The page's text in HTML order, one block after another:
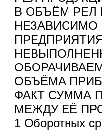
В ОБЪЁМ РЕЛ
НЕЗАВИСИМО
ОБЪЁМА
ФАКТ СУММА
МЕЖДУ ЕЁ
1 Оборотных